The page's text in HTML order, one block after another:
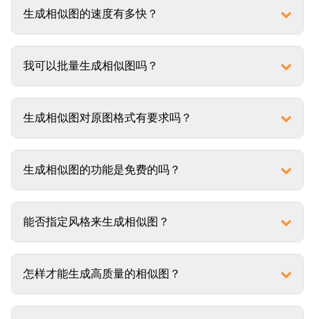
生成相似图的速度有多快？
我可以批量生成相似图吗？
生成相似图对原图格式有要求吗？
生成相似图的功能是免费的吗？
能否指定风格来生成相似图？
怎样才能生成高质量的相似图？